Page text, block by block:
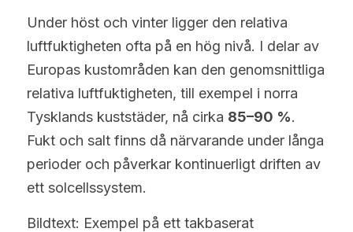
Under höst och vinter ligger den relativa
luftfuktigheten ofta på en hög nivå. I delar av
Europas kustområden kan den genomsnittliga
relativa luftfuktigheten, till exempel i norra
Tysklands kuststäder, nå cirka 85–90 %.
Fukt och salt finns då närvarande under långa
perioder och påverkar kontinuerligt driften av
ett solcellssystem.
Bildtext: Exempel på ett takbaserat